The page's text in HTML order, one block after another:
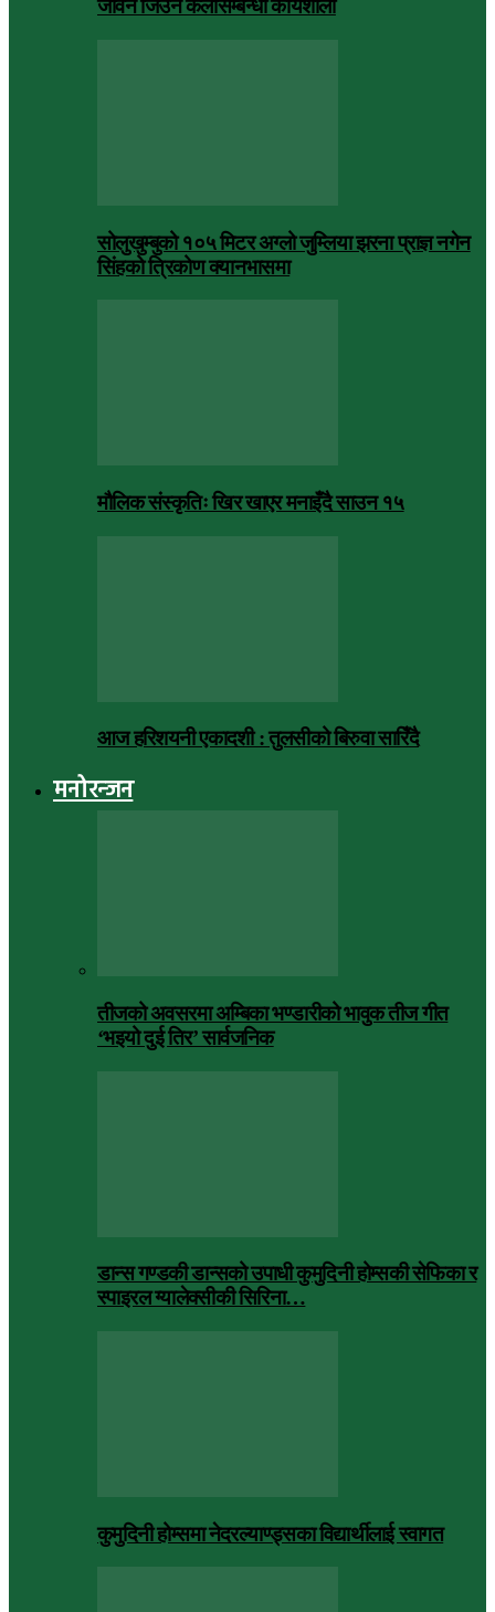
जीवन जिउने कलासम्बन्धी कार्यशाला
सोलुखुम्बुको १०५ मिटर अग्लो जुम्लिया झरना प्राज्ञ नगेन
सिंहको त्रिकोण क्यानभासमा
मौलिक संस्कृतिः खिर खाएर मनाइँदै साउन १५
आज हरिशयनी एकादशी : तुलसीको बिरुवा सारिँदै
मनोरन्जन
तीजको अवसरमा अम्बिका भण्डारीको भावुक तीज गीत
‘भइयो दुई तिर’ सार्वजनिक
डान्स गण्डकी डान्सको उपाधी कुमुदिनी होम्सकी सेफिका र
स्पाइरल ग्यालेक्सीकी सिरिना…
कुमुदिनी होम्समा नेदरल्याण्ड्सका विद्यार्थीलाई स्वागत